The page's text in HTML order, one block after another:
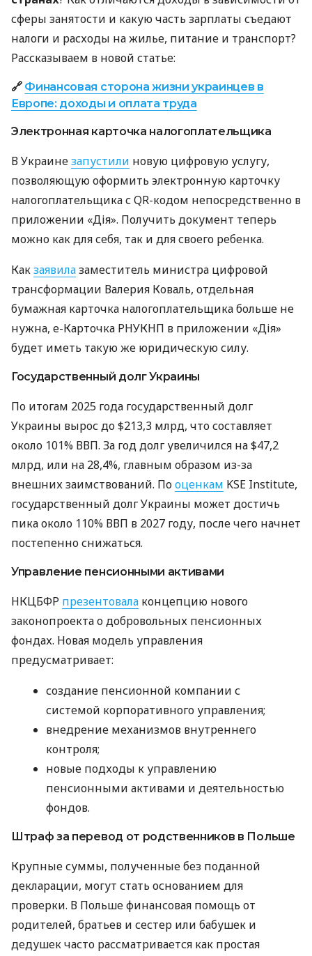
сферы занятости и какую часть зарплаты съедают
налоги и расходы на жилье, питание и транспорт?
Рассказываем в новой статье:
🔗 Финансовая сторона жизни украинцев в
Европе: доходы и оплата труда
Электронная карточка налогоплательщика
В Украинезапустили новую цифровую услугу,
позволяющую оформить электронную карточку
налогоплательщика с QR-кодом непосредственно в
приложении «Дія». Получить документ теперь
можно как для себя, так и для своего ребенка.
Какзаявилазаместитель министра цифровой
трансформации Валерия Коваль, отдельная
бумажная карточка налогоплательщика больше не
нужна, е-Карточка РНУКНП в приложении «Дія»
будет иметь такую ​​же юридическую силу.
Государственный долг Украины
По итогам 2025 года государственный долг
Украины вырос до $213,3 млрд, что составляет
около 101% ВВП. За год долг увеличился на $47,2
млрд, или на 28,4%, главным образом из-за
внешних заимствований. Пооценкам KSE Institute,
государственный долг Украины может достичь
пика около 110% ВВП в 2027 году, после чего начнет
постепенно снижаться.
Управление пенсионными активами
НКЦБФР презентовала концепцию нового
законопроекта о добровольных пенсионных
фондах. Новая модель управления
предусматривает:
создание пенсионной компании с
системой корпоративного управления;
внедрение механизмов внутреннего
контроля;
новые подходы к управлению
пенсионными активами и деятельностью
фондов.
Штраф за перевод от родственников в Польше
Крупные суммы, полученные без поданной
декларации, могут стать основанием для
проверки. В Польше финансовая помощь от
родителей, братьев и сестер или бабушек и
дедушек часто рассматривается как простая